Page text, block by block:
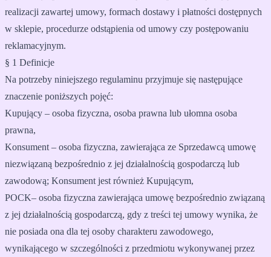
realizacji zawartej umowy, formach dostawy i płatności dostępnych
w sklepie, procedurze odstąpienia od umowy czy postępowaniu
reklamacyjnym.
§ 1 Definicje
Na potrzeby niniejszego regulaminu przyjmuje się następujące
znaczenie poniższych pojęć:
Kupujący – osoba fizyczna, osoba prawna lub ułomna osoba
prawna,
Konsument – osoba fizyczna, zawierająca ze Sprzedawcą umowę
niezwiązaną bezpośrednio z jej działalnością gospodarczą lub
zawodową; Konsument jest również Kupującym,
POCK– osoba fizyczna zawierająca umowę bezpośrednio związaną
z jej działalnością gospodarczą, gdy z treści tej umowy wynika, że
nie posiada ona dla tej osoby charakteru zawodowego,
wynikającego w szczególności z przedmiotu wykonywanej przez